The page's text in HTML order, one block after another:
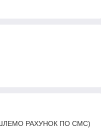
РАХУНОК ПО СМС)